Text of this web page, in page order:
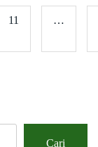
11 …
Cari